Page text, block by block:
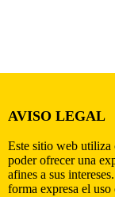
AVISO LEGAL
Este sitio web utiliza
poder ofrecer una
afines a sus
forma expresa el